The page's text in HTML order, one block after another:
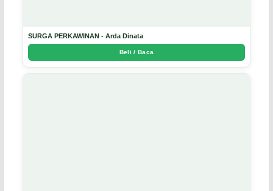
SURGA PERKAWINAN - Arda Dinata
Beli / Baca